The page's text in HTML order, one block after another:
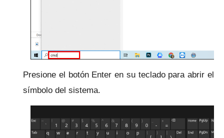
Presione el botón Enter en su teclado para abrir el
símbolo del sistema.